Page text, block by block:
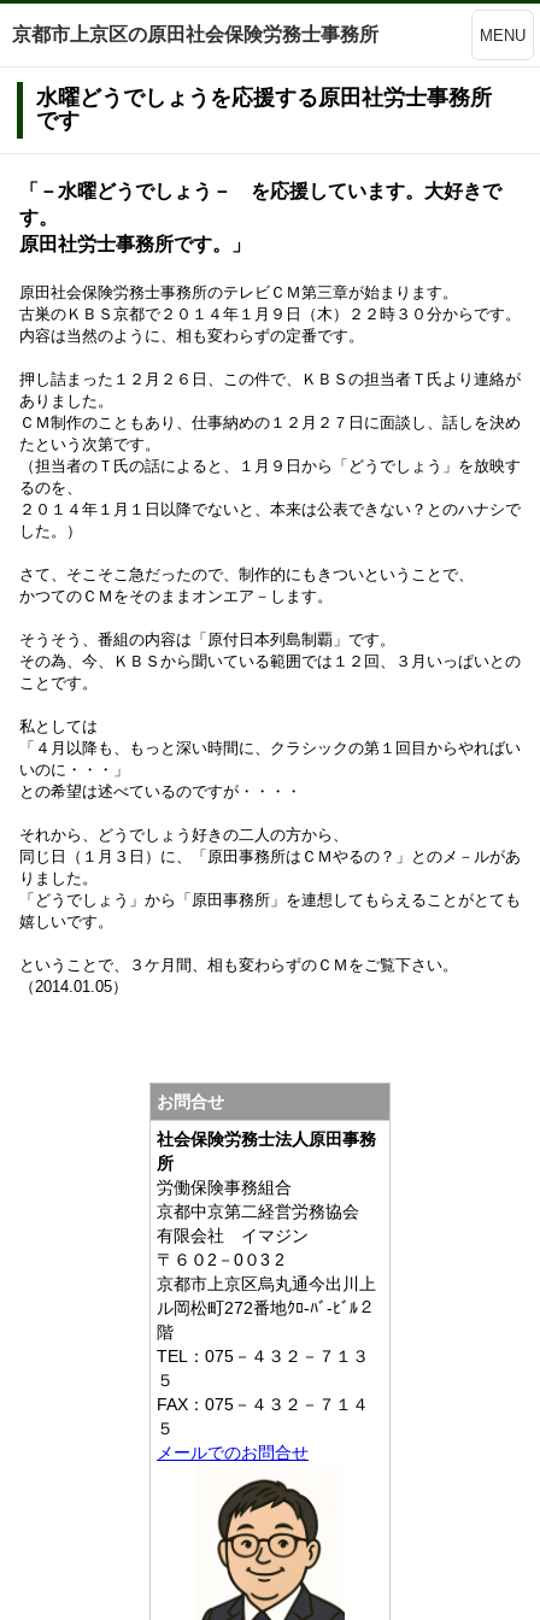
京都市上京区の原田社会保険労務士事務所 MENU
水曜どうでしょうを応援する原田社労士事務所
です
「－水曜どうでしょう－ を応援しています。大好きで
す。
原田社労士事務所です。」
原田社会保険労務士事務所のテレビＣＭ第三章が始まります。
古巣のＫＢＳ京都で２０１４年１月９日（木）２２時３０分からです。
内容は当然のように、相も変わらずの定番です。
押し詰まった１２月２６日、この件で、ＫＢＳの担当者Ｔ氏より連絡が
ありました。
ＣＭ制作のこともあり、 仕事納めの１２月２７日に面談し、 話しを決め
たという次第です。
（担当者のＴ氏の話によると、１月９日から「どうでしょう」を放映す
るのを、
２０１４年１月１日以降でないと、本来は公表できない？とのハナシで
した。）
さて、 そこそこ急だったので、制作的にもきついということで、
かつてのＣＭをそのままオンエア－します。
そうそう、番組の内容は「原付日本列島制覇」です。
その為、今、ＫＢＳから聞いている範囲では１２回、３月いっぱいとの
ことです。
私としては
「４月以降も、もっと深い時間に、 クラシックの第１回目からやればい
いのに・・・」
との希望は述べているのですが・・・・
それから、どうでしょう好きの二人の方から、
同じ日（１月３日）に、「原田事務所はＣＭやるの？」とのメ－ルがあ
りました。
「どうでしょう」から「原田事務所」を連想してもらえることがとても
嬉しいです。
ということで、３ケ月間、相も変わらずのＣＭをご覧下さい。
（2014.01.05）
お問合せ
社会保険労務士法人原田事務
所
労働保険事務組合
京都中京第二経営労務協会
有限会社 イマジン
〒６０2－0０3 2
京都市上京区烏丸通今出川上
ル岡松町272番地ｸﾛ-ﾊﾞ-ﾋﾞﾙ２
階
TEL：075－４３２－７１３
５
FAX：075－４３２－７１４
５
メールでのお問合せ